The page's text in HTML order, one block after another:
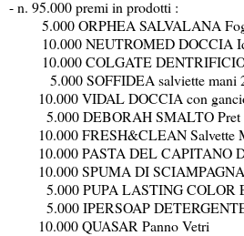
- n. 95.000 premi in prodotti :
5.000 ORPHEA SALVALANA
10.000 NEUTROMED DOCCIA
10.000 COLGATE DENTRIFICIO
5.000 SOFFIDEA salviette mani
10.000 VIDAL DOCCIA con
5.000 DEBORAH SMALTO Pret
10.000 FRESH&CLEAN Salvette
10.000 PASTA DEL CAPITANO
10.000 SPUMA DI SCIAMPAGNA
5.000 PUPA LASTING COLOR
5.000 IPERSOAP DETERGENTE
10.000 QUASAR Panno Vetri